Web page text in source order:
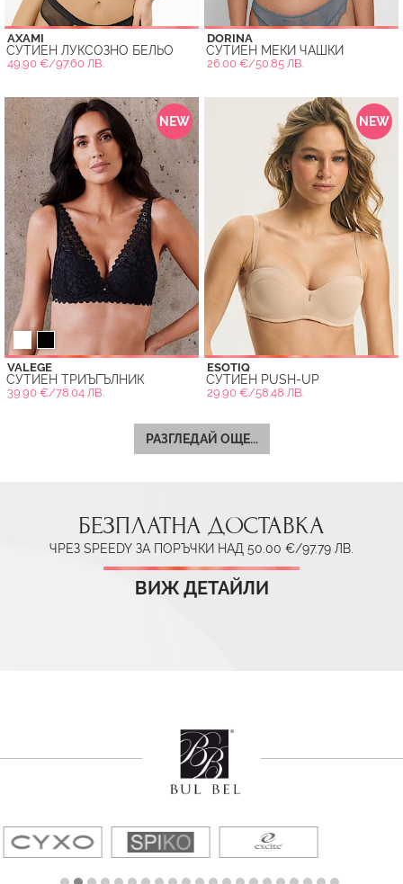
AXAMI
СУТИЕН ЛУКСОЗНО БЕЛЬО
49.90 €/97.60 ЛВ.
DORINA
СУТИЕН МЕКИ ЧАШКИ
26.00 €/50.85 ЛВ.
NEW
VALEGE
СУТИЕН ТРИЪГЪЛНИК
39.90 €/78.04 ЛВ.
NEW
ESOTIQ
СУТИЕН PUSH-UP
29.90 €/58.48 ЛВ.
РАЗГЛЕДАЙ ОЩЕ...
БЕЗПЛАТНА ДОСТАВКА
ЧРЕЗ SPEEDY ЗА ПОРЪЧКИ НАД 50.00 €/97.79 ЛВ.
ВИЖ ДЕТАЙЛИ